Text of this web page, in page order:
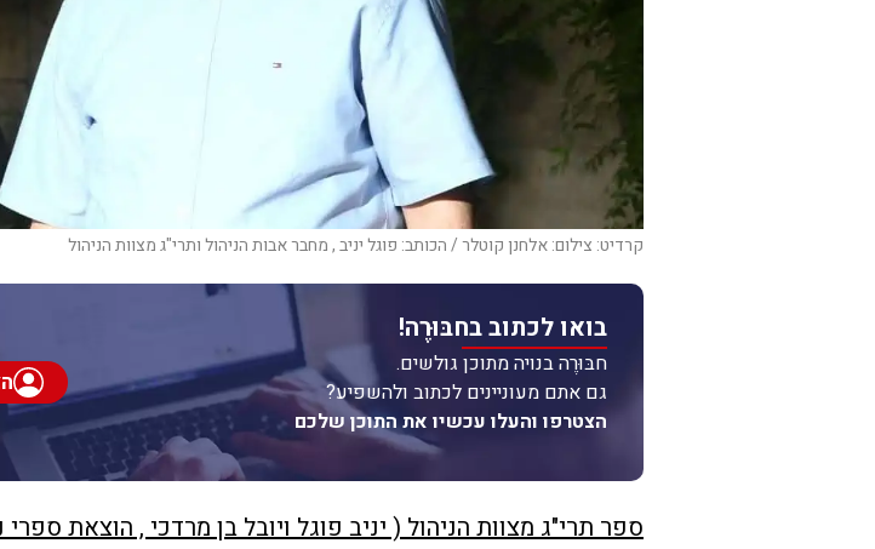
קרדיט: צילום: אלחנן קוטלר / הכותב: פוגל יניב , מחבר אבות הניהול ותרי"ג מצוות הניהול
בואו לכתוב בחבּוּרֶה!
חבּוּרֶה בנויה מתוכן גולשים.
גם אתם מעוניינים לכתוב ולהשפיע?
הצטרפו והעלו עכשיו את התוכן שלכם
ספר תרי"ג מצוות הניהול ( יניב פוגל ויובל בן מרדכי , הוצאת ספרי